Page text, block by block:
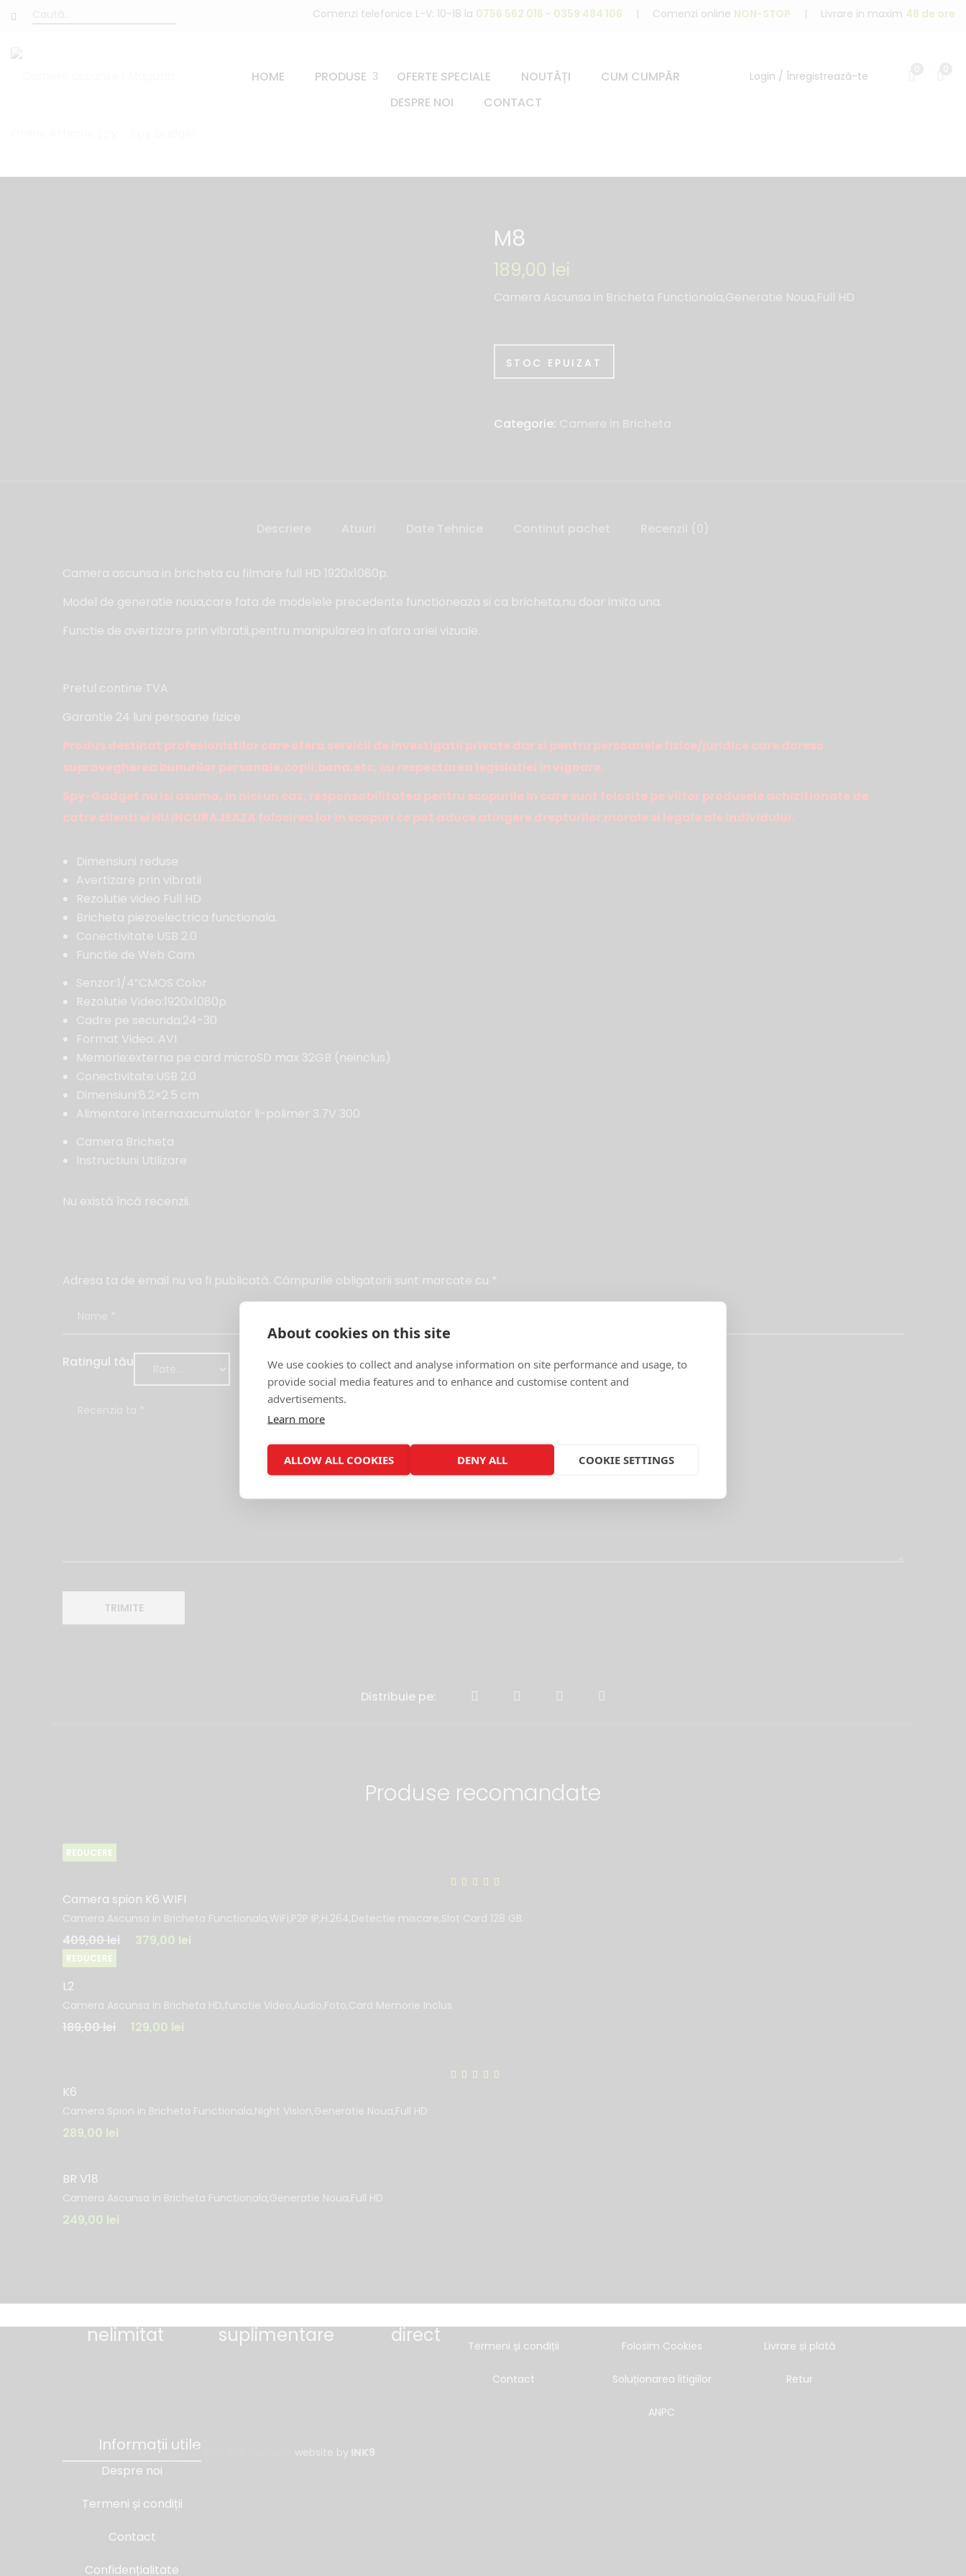
Comenzi telefonice L-V: 10-18 la 0756 562 016 - 0359 484 106 | Comenzi online NON-STOP | Livrare in maxim 48 de ore
HOME PRODUSE OFERTE SPECIALE NOUTĂȚI
CUM CUMPĂR
DESPRE NOI
CONTACT
Login / Înregistrează-te
M8
189,00 lei
Camera Ascunsa in Bricheta Functionala,Generatie Noua,Full HD
STOC EPUIZAT
Categorie:
Camera ascunsa in bricheta cu filmare full HD 1920x1080p.
Model de generatie noua,care fata de modelele precedente functioneaza si ca bricheta,nu doar imita una.
Functie de avertizare prin vibratii,pentru manipularea in afara ariei vizuale.
Pretul contine TVA
Garantie 24 luni persoane fizice
Produs destinat profesionistilor care ofera servicii de investigatii private dar si pentru persoanele fizice/juridice care doresc
supravegherea bunurilor personale,copii,bona,etc, cu respectarea legislatiei in vigoare.
Spy-Gadget nu isi asuma, in nici un caz, responsabilitatea pentru scopurile in care sunt folosite pe viitor produsele achizitionate de
catre clienti si NU INCURAJEAZA folosirea lor in scopuri ce pot aduce atingere drepturilor morale si legale ale individului.
Dimensiuni reduse
Avertizare prin vibratii
Rezolutie video Full HD
Bricheta piezoelectrica functionala.
Conectivitate USB 2.0
Functie de Web Cam
Senzor:1/4”CMOS Color
Rezolutie Video:1920x1080p
Cadre pe secunda:24-30
Format Video: AVI
Memorie:externa pe card microSD max 32GB (neinclus)
Conectivitate:USB 2.0
Dimensiuni:8.2×2.5 cm
Alimentare interna:acumulator li-polimer 3.7V 300
Camera Bricheta
Instructiuni Utilizare
Nu există încă recenzii.
Adresa ta de email nu va fi publicată. Câmpurile obligatorii sunt marcate cu *
Ratingul tău
Distribuie pe:
Produse recomandate
REDUCERE
Camera spion K6 WIFI
Camera Ascunsa in Bricheta Functionala,WiFi,P2P IP,H.264,Detectie miscare,Slot Card 128 GB.
409,00lei 379,00 lei
REDUCERE
L2
Camera Ascunsa in Bricheta HD,functie Video,Audio,Foto,Card Memorie Inclus
189,00lei 129,00 lei
K6
Camera Spion in Bricheta Functionala,Night Vision,Generatie Noua,Full HD
289,00 lei
BR V18
Camera Ascunsa in Bricheta Functionala,Generatie Noua,Full HD
249,00 lei
nelimitat
suplimentare
direct
Termeni și condiții
Contact
Folosim Cookies
Soluționarea litigiilor
ANPC
Livrare și plată
Retur
Informații utile
Despre noi
Termeni și condiții
Contact
Confidențialitate
Copyright © 2019 Spy Gadget | website by INK9
About cookies on this site
We use cookies to collect and analyse information on site performance and usage, to
provide social media features and to enhance and customise content and
advertisements.
Learn more
ALLOW ALL COOKIES DENY ALL COOKIE SETTINGS